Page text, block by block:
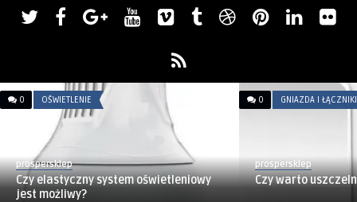
0 OŚWIETLENIE
prospersklep
Czy elastyczny system oświetleniowy
jest możliwy?
0 GNIAZDA I ŁĄCZNIKI
prospersklep
Czy warto